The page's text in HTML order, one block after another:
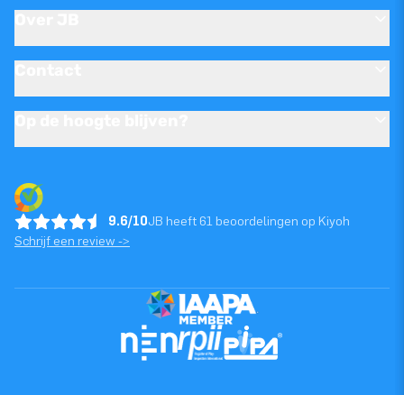
9.6/10JB heeft 61 beoordelingen op Kiyoh
Schrijf een review ->